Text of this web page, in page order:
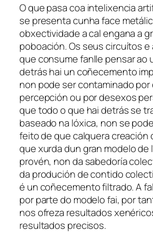
O que pasa coa intelixencia
se presenta cunha face
obxectividade a cal engana a
poboación. Os seus circuítos e
que consume fanlle pensar ao
detrás hai un coñecemento
non pode ser contaminado por
percepción ou por desexos
que todo o que hai detrás se
baseado na lóxica, non se
feito de que calquera creación
que xurda dun gran modelo de
provén, non da sabedoría
da produción de contido
é un coñecemento filtrado. A
por parte do modelo fai, por
nos ofreza resultados
resultados precisos.